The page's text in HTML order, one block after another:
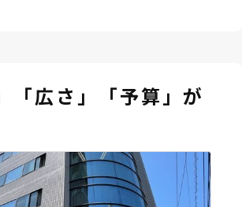
「広さ」「予算」が